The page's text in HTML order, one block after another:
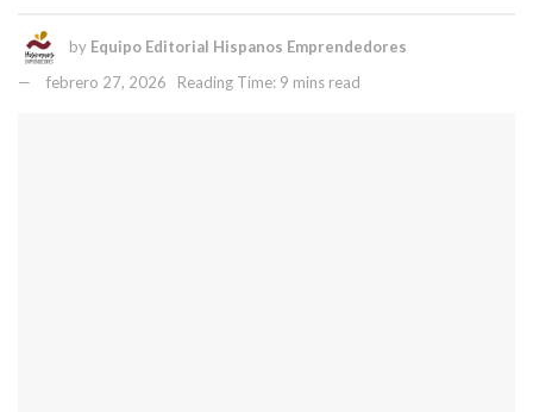
by Equipo Editorial Hispanos Emprendedores
febrero 27, 2026
Reading Time: 9 mins read